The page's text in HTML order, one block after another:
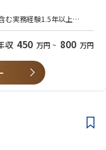
ントコール治験届出内容
のスタッフへの説明会の実
書の回収・点検、症例報告
む実務経験1.5年以上
したモニタリング経験
限がない）
スキル、コーディネーショ
収 450 万円 ~ 800 万円